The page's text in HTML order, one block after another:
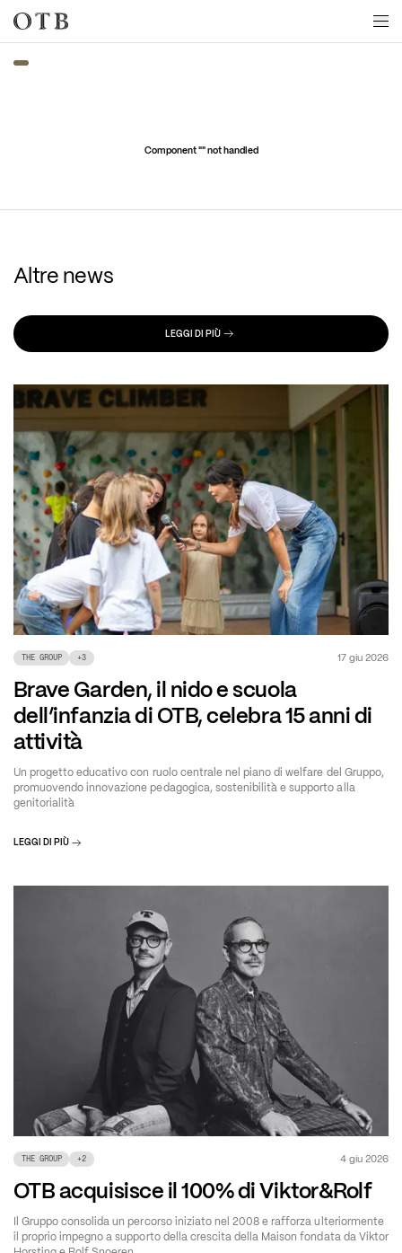
Skip to main content
Component "" not handled
Altre news
LEGGI DI PIÙ
THE GROUP +3 17 giu 2026
Brave Garden, il nido e scuola
dell’infanzia di OTB, celebra 15 anni di
attività
Un progetto educativo con ruolo centrale nel piano di welfare del Gruppo,
promuovendo innovazione pedagogica, sostenibilità e supporto alla
genitorialità
LEGGI DI PIÙ
THE GROUP +2 4 giu 2026
OTB acquisisce il 100% di Viktor&Rolf
Il Gruppo consolida un percorso iniziato nel 2008 e rafforza ulteriormente
il proprio impegno a supporto della crescita della Maison fondata da Viktor